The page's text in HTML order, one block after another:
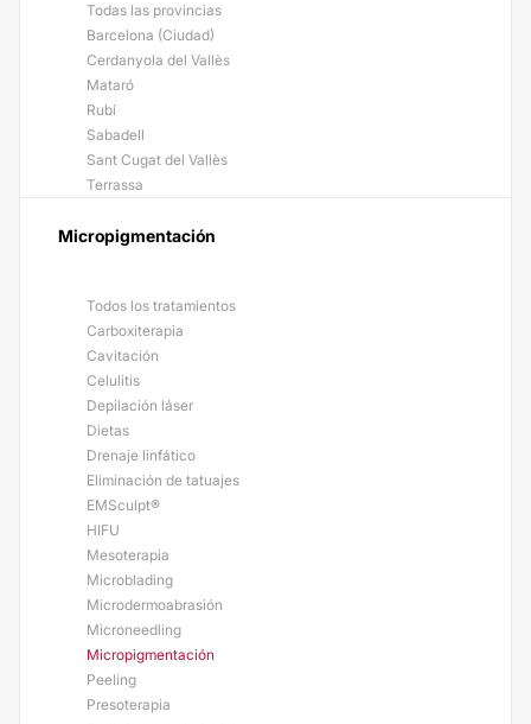
Todas las provincias
Barcelona (Ciudad)
Cerdanyola del Vallès
Mataró
Rubí
Sabadell
Sant Cugat del Vallès
Terrassa
Micropigmentación
Todos los tratamientos
Carboxiterapia
Cavitación
Celulitis
Depilación láser
Dietas
Drenaje linfático
Eliminación de tatuajes
EMSculpt®
HIFU
Mesoterapia
Microblading
Microdermoabrasión
Microneedling
Micropigmentación
Peeling
Presoterapia